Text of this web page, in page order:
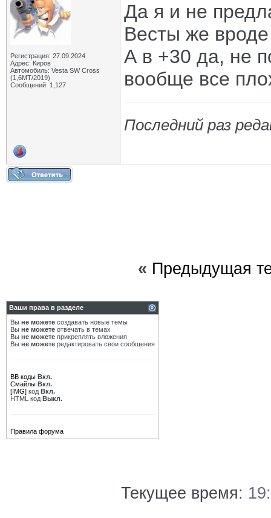
Регистрация: 27.09.2024
Адрес: Киров
Автомобиль: Vesta SW Cross
(1,6МТ/2019)
Сообщений: 1,127
Да я и не
Весты же
А в +30 да, не
вообще все
Последний раз
« Предыдущая
Ваши права в разделе
Вы не можете создавать новые темы
Вы не можете отвечать в темах
Вы не можете прикреплять вложения
Вы не можете редактировать свои сообщения
BB коды Вкл.
Смайлы Вкл.
[IMG] код Вкл.
HTML код Выкл.
Правила форума
Текущее время: